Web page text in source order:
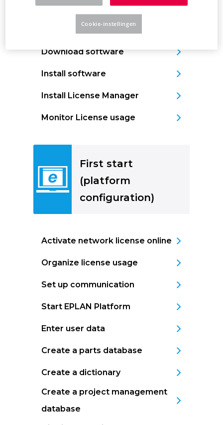
Download software
Install software
Install License Manager
Monitor License usage
First start
(platform
configuration)
Activate network license online
Organize license usage
Set up communication
Start EPLAN Platform
Enter user data
Create a parts database
Create a dictionary
Create a project management
database
Cookie-instellingen